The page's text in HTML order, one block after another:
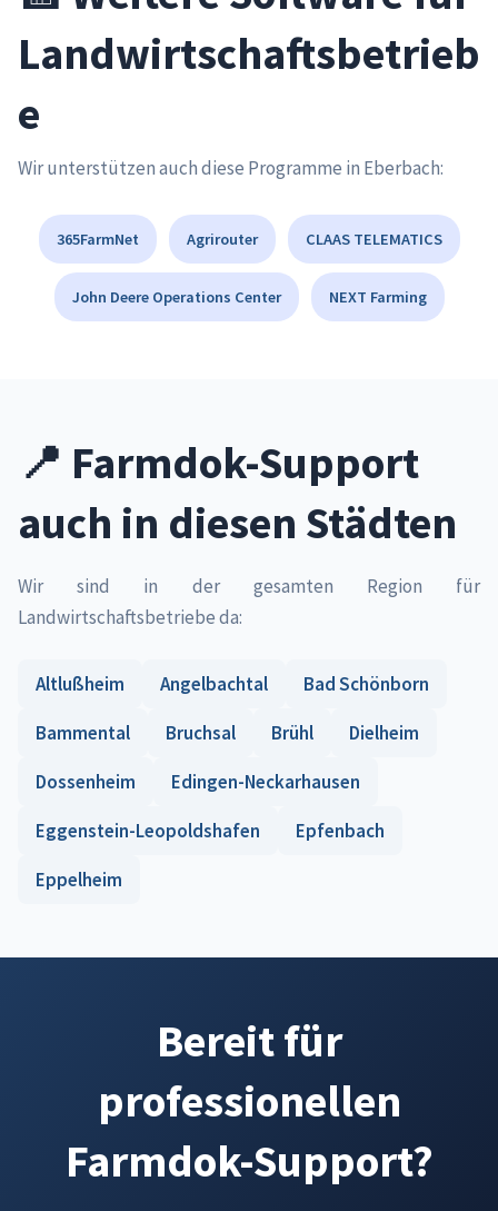
Landwirtschaftsbetrieb
e
Wir unterstützen auch diese Programme in Eberbach:
365FarmNet Agrirouter CLAAS TELEMATICS
John Deere Operations Center NEXT Farming
📍 Farmdok-Support
auch in diesen Städten
Wir sind in der gesamten Region für
Landwirtschaftsbetriebe da:
Altlußheim Angelbachtal
Bad Schönborn
Bammental
Bruchsal Brühl
Dielheim
Dossenheim
Edingen-Neckarhausen
Eggenstein-Leopoldshafen
Epfenbach
Eppelheim
Bereit für
professionellen
Farmdok-Support?